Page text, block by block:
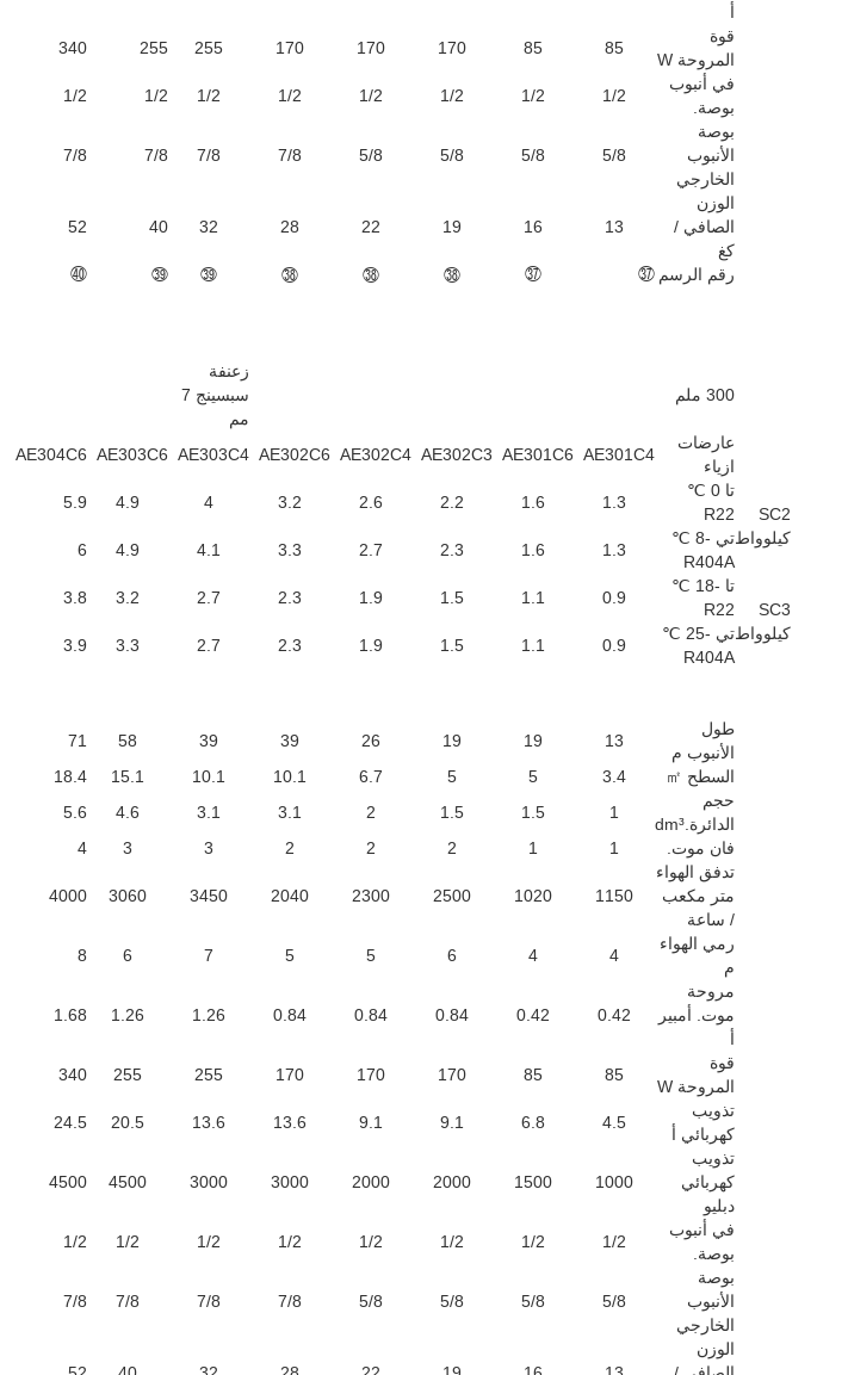
أ
قوة
المروحة W
85
85
170
170
170
255
255
340
في أنبوب
بوصة.
1/2
1/2
1/2
1/2
1/2
1/2
1/2
1/2
بوصة
الأنبوب
الخارجي
5/8
5/8
5/8
5/8
7/8
7/8
7/8
7/8
الوزن
الصافي /
كغ
13
16
19
22
28
32
40
52
رقم الرسم ㊲
㊲
㊳
㊳
㊳
㊴
㊴
㊵
300 ملم
زعنفة
سبسينج 7
مم
عارضات
ازياء
AE301C4
AE301C6
AE302C3
AE302C4
AE302C6
AE303C4
AE303C6
AE304C6
SC2
كيلوواط
تا 0 ℃
R22
1.3
1.6
2.2
2.6
3.2
4
4.9
5.9
تي -8 ℃
R404A
1.3
1.6
2.3
2.7
3.3
4.1
4.9
6
SC3
كيلوواط
تا -18 ℃
R22
0.9
1.1
1.5
1.9
2.3
2.7
3.2
3.8
تي -25 ℃
R404A
0.9
1.1
1.5
1.9
2.3
2.7
3.3
3.9
طول
الأنبوب م
13
19
19
26
39
39
58
71
السطح ㎡
3.4
5
5
6.7
10.1
10.1
15.1
18.4
حجم
الدائرة.dm³
1
1.5
1.5
2
3.1
3.1
4.6
5.6
فان موت.
1
1
2
2
2
3
3
4
تدفق الهواء
متر مكعب
/ ساعة
1150
1020
2500
2300
2040
3450
3060
4000
رمي الهواء
م
4
4
6
5
5
7
6
8
مروحة
موت. أمبير
أ
0.42
0.42
0.84
0.84
0.84
1.26
1.26
1.68
قوة
المروحة W
85
85
170
170
170
255
255
340
تذويب
كهربائي أ
4.5
6.8
9.1
9.1
13.6
13.6
20.5
24.5
تذويب
كهربائي
دبليو
1000
1500
2000
2000
3000
3000
4500
4500
في أنبوب
بوصة.
1/2
1/2
1/2
1/2
1/2
1/2
1/2
1/2
بوصة
الأنبوب
الخارجي
5/8
5/8
5/8
5/8
7/8
7/8
7/8
7/8
الوزن